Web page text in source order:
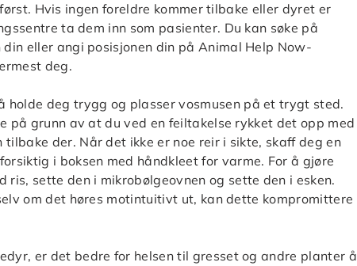
Hvis ingen foreldre kommer tilbake eller dyret er
ta dem inn som pasienter. Du kan søke på
eller angi posisjonen din på Animal Help Now-
deg.
holde deg trygg og plasser vosmusen på et trygt sted.
på grunn av at du ved en feiltakelse rykket det opp med
der. Når det ikke er noe reir i sikte, skaff deg en
i boksen med håndkleet for varme. For å gjøre
sette den i mikrobølgeovnen og sette den i esken.
om det høres motintuitivt ut, kan dette kompromittere
er det bedre for helsen til gresset og andre planter å